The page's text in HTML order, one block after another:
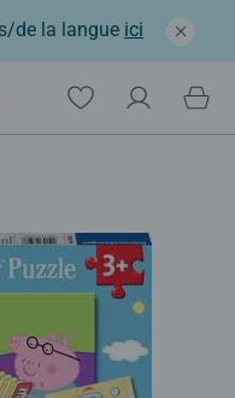
de la langue ici